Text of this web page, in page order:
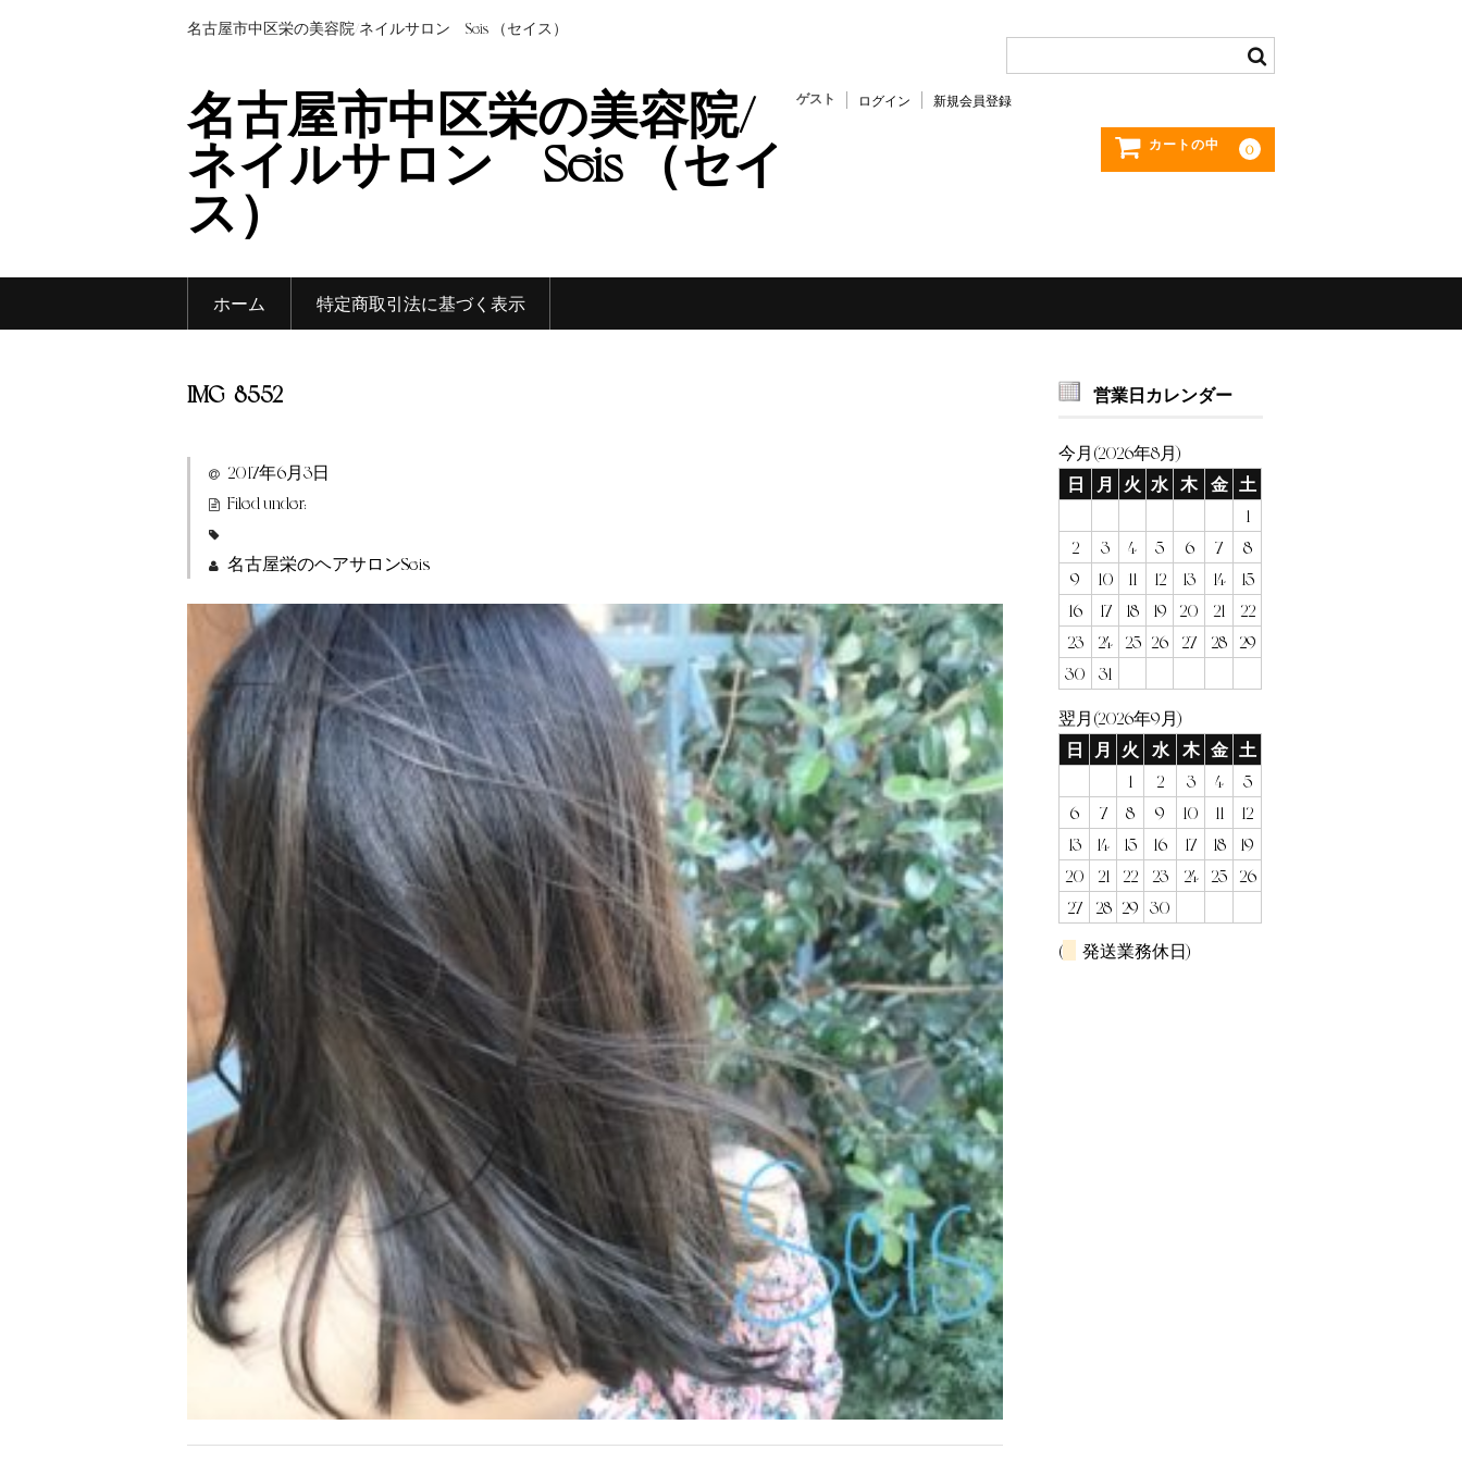
名古屋市中区栄の美容院/ネイルサロン Seis （セイス）
名古屋市中区栄の美容院/
ネイルサロン Seis （セイ
ス）
ゲスト ログイン 新規会員登録
カートの中 0
ホーム 特定商取引法に基づく表示
IMG_8552
2017年6月3日
Filed under:
名古屋栄のヘアサロンSeis
営業日カレンダー
今月(2026年8月)
日
月 火 水 木 金 土
1
2
3 4 5 6 7
8
9
10 11 12 13 14
15
16
17 18 19 20 21
22
23
24 25 26 27 28
29
30
31
翌月(2026年9月)
日
月 火 水 木 金 土
1
2 3 4
5
6
7 8 9 10 11
12
13
14 15 16 17 18
19
20
21 22 23 24 25
26
27
28 29 30
( 発送業務休日)